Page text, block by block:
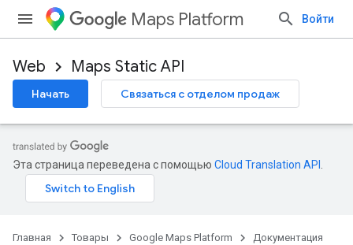
Maps Platform Войти
Web Maps Static API
Начать Связаться с отделом продаж
Эта страница переведена с помощью Cloud Translation API
Главная Товары Google Maps Platform
Документация